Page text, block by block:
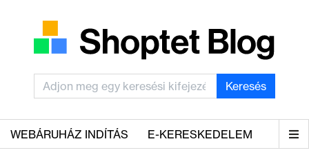
Keresés
WEBÁRUHÁZ INDÍTÁS E-KERESKEDELEM